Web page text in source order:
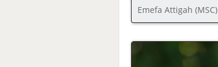
Emefa Attigah (MSC)